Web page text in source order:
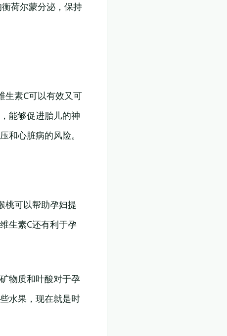
荷尔蒙分泌，保持
生素C可以有效又可
能够促进胎儿的神
和心脏病的风险。
桃可以帮助孕妇提
生素C还有利于孕
物质和叶酸对于孕
水果，现在就是时